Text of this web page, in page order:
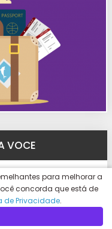
VOCE
você precisapara melhorar a
concorda que está de
de Privacidade.